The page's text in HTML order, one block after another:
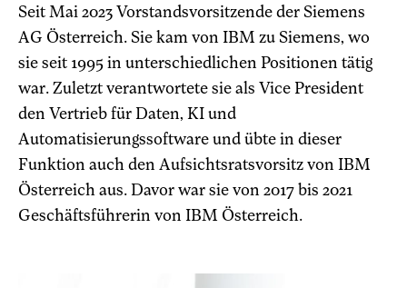
Seit Mai 2023 Vorstandsvorsitzende der Siemens
AG Österreich. Sie kam von IBM zu Siemens, wo
sie seit 1995 in unterschiedlichen Positionen tätig
war. Zuletzt verantwortete sie als Vice President
den Vertrieb für Daten, KI und
Automatisierungssoftware und übte in dieser
Funktion auch den Aufsichtsratsvorsitz von IBM
Österreich aus. Davor war sie von 2017 bis 2021
Geschäftsführerin von IBM Österreich.